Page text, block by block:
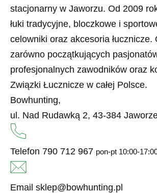
stacjonarny w Jaworzu. Od 2009
łuki tradycyjne, bloczkowe i
celowniki oraz akcesoria łucznicze.
zarówno początkujących
profesjonalnych zawodników oraz
Związki Łucznicze w całej Polsce.
Bowhunting,
ul. Nad Rudawką 2, 43-384
Telefon 790 712 967 pon-pt 10:00-
Email sklep@bowhunting.pl